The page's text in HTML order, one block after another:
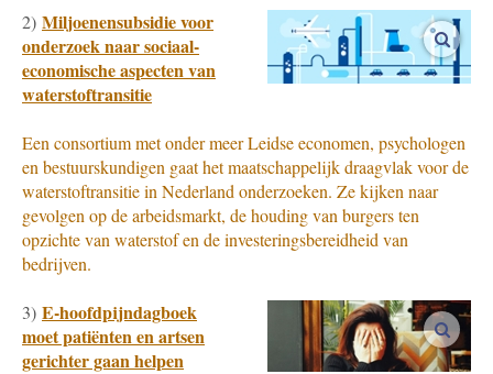
2) Miljoenensubsidie voor
onderzoek naar sociaal-
economische aspecten van
waterstoftransitie
Een consortium met onder meer Leidse economen, psychologen
en bestuurskundigen gaat het maatschappelijk draagvlak voor de
waterstoftransitie in Nederland onderzoeken. Ze kijken naar
gevolgen op de arbeidsmarkt, de houding van burgers ten
opzichte van waterstof en de investeringsbereidheid van
bedrijven.
3) E-hoofdpijndagboek
moet patiënten en artsen
gerichter gaan helpen